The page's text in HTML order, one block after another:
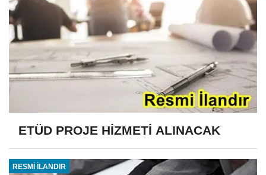
ETÜD PROJE HİZMETİ ALINACAK
RESMİ İLANDIR